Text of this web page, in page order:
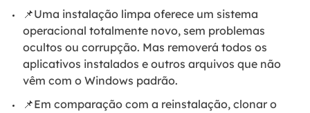
📌Uma instalação limpa oferece um sistema
operacional totalmente novo, sem problemas
ocultos ou corrupção. Mas removerá todos os
aplicativos instalados e outros arquivos que não
vêm com o Windows padrão.
📌Em comparação com a reinstalação, clonar o